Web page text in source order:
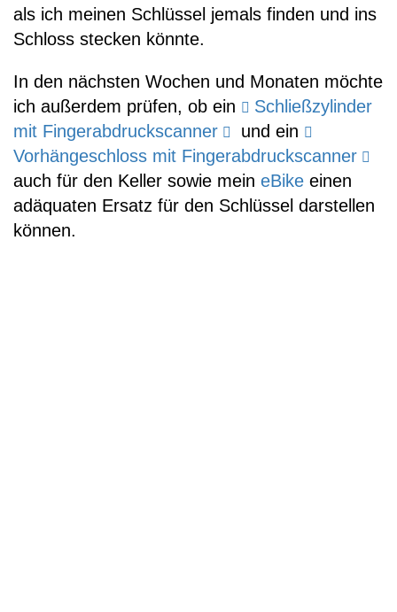
als ich meinen Schlüssel jemals finden und ins
Schloss stecken könnte.
In den nächsten Wochen und Monaten möchte
ich außerdem prüfen, ob ein
Schließzylinder
mit Fingerabdruckscanner
und ein
Vorhängeschloss mit Fingerabdruckscanner
auch für den Keller sowie mein eBike einen
adäquaten Ersatz für den Schlüssel darstellen
können.